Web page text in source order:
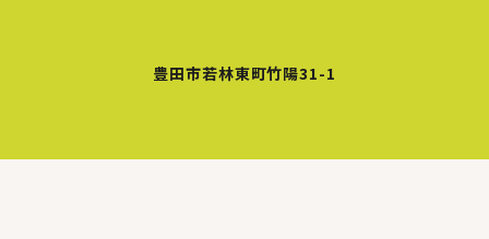
豊田市若林東町竹陽31-1